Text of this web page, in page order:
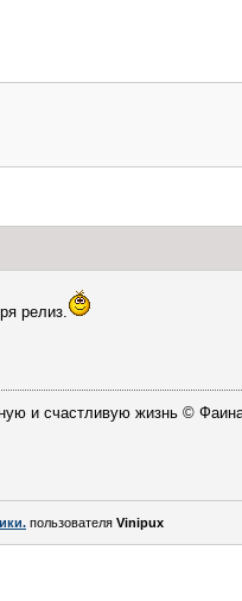
релиз.
и счастливую жизнь ©
пользователя Vinipux